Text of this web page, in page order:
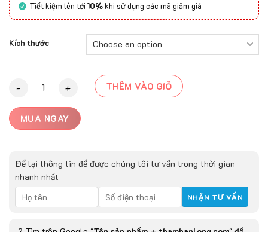
Tiết kiệm lên tới10%khi sử dụng các mã giảm giá
Kích thước
Thảm Mỹ Thuật Chống Nước Verona-GM5009B quantity
THÊM VÀO GIỎ
MUA NGAY
Để lại thông tin để được chúng tôi tư vấn trong thời gian
nhanh nhất